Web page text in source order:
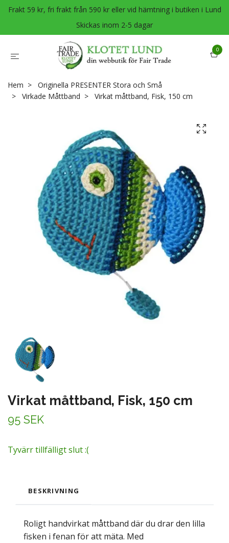
Frakt 59 kr, fri frakt från 590 kr eller vid hämtning i butiken i Lund
Skickas inom 2-5 dagar
0
Hem
Originella PRESENTER Stora och Små
Virkade Måttband
Virkat måttband, Fisk, 150 cm
Virkat måttband, Fisk, 150 cm
95 SEK
Tyvärr tillfälligt slut :(
BESKRIVNING
Roligt handvirkat måttband där du drar den lilla
fisken i fenan för att mäta. Med